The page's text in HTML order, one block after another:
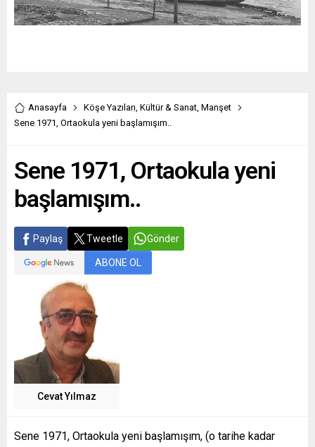
Anasayfa Köşe Yazıları, Kültür & Sanat, Manşet
Sene 1971, Ortaokula yeni başlamışım..
Sene 1971, Ortaokula yeni
başlamışım..
Paylaş Tweetle Gönder
ABONE OL
Cevat Yılmaz
Sene 1971, Ortaokula yeni başlamışım, (o tarihe kadar